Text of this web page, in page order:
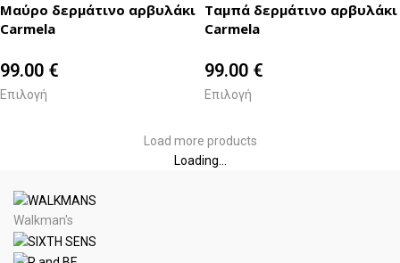
Μαύρο δερμάτινο αρβυλάκι
Carmela
99.00 €
Επιλογή
Ταμπά δερμάτινο αρβυλάκι
Carmela
99.00 €
Επιλογή
Load more products
Loading...
Walkman's